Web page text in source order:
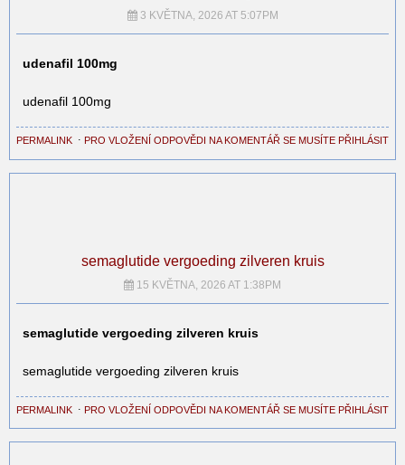
3 KVĚTNA, 2026 AT 5:07PM
udenafil 100mg
udenafil 100mg
PERMALINK ⋅ PRO VLOŽENÍ ODPOVĚDI NA KOMENTÁŘ SE MUSÍTE PŘIHLÁSIT
semaglutide vergoeding zilveren kruis
15 KVĚTNA, 2026 AT 1:38PM
semaglutide vergoeding zilveren kruis
semaglutide vergoeding zilveren kruis
PERMALINK ⋅ PRO VLOŽENÍ ODPOVĚDI NA KOMENTÁŘ SE MUSÍTE PŘIHLÁSIT